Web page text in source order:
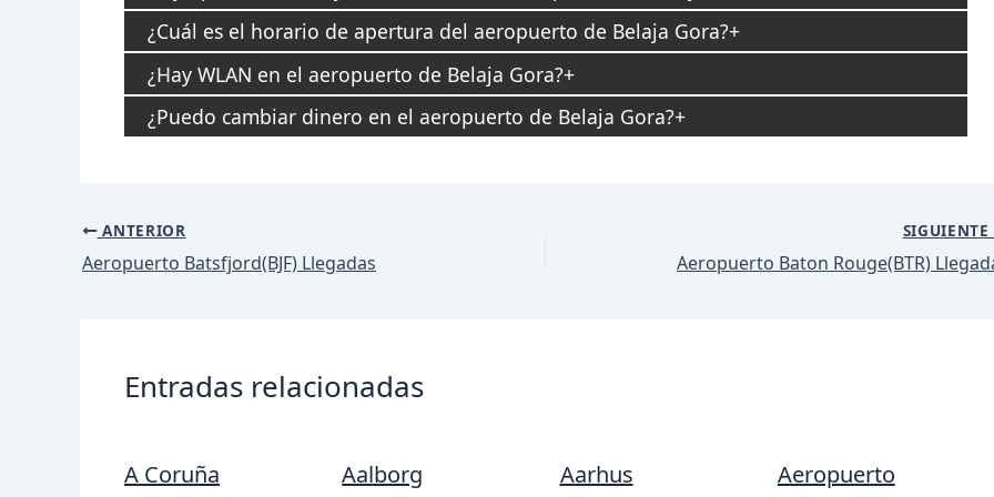
¿Cuál es el horario de apertura del aeropuerto de Belaja Gora?
¿Hay WLAN en el aeropuerto de Belaja Gora?
¿Puedo cambiar dinero en el aeropuerto de Belaja Gora?
Navegación
de
ANTERIOR
Aeropuerto Batsfjord(BJF) Llegadas
SIGUIENTE
Aeropuerto Baton Rouge(BTR)
Entradas relacionadas
A Coruña
Aalborg
Aarhus
Aeropuerto